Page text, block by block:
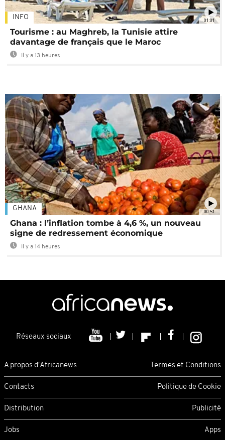
01:01
INFO
Tourisme : au Maghreb, la Tunisie attire
davantage de français que le Maroc
Il y a 13 heures
00:51
GHANA
Ghana : l’inflation tombe à 4,6 %, un nouveau
signe de redressement économique
Il y a 14 heures
Réseaux sociaux
A propos d'Africanews Termes et Conditions
Contacts Politique de Cookie
Distribution Publicité
Jobs Apps